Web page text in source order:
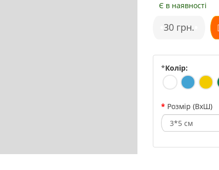
Є в наявності
•30 грн.
*Колір:
Розмір (ВхШ)